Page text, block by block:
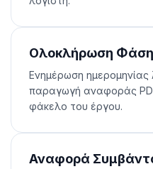
Ολοκλήρωση
Ενημέρωση
παραγωγή αναφοράς
φάκελο του έργου.
Αναφορά